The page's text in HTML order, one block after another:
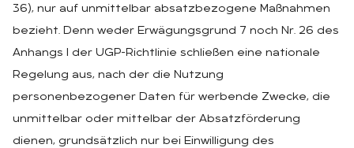
36), nur auf unmittelbar absatzbezogene Maßnahmen
bezieht. Denn weder Erwägungsgrund 7 noch Nr. 26 des
Anhangs I der UGP-Richtlinie schließen eine nationale
Regelung aus, nach der die Nutzung
personenbezogener Daten für werbende Zwecke, die
unmittelbar oder mittelbar der Absatzförderung
dienen, grundsätzlich nur bei Einwilligung des